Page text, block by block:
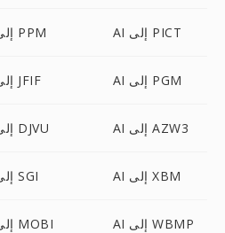
AI إلى PPM AI إلى PICT
AI إلى JFIF AI إلى PGM
AI إلى DJVU AI إلى AZW3
AI إلى SGI AI إلى XBM
AI إلى MOBI AI إلى WBMP